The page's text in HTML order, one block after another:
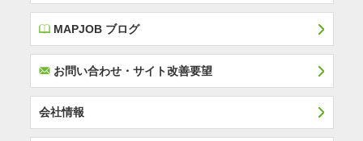
EMAPJOB ブログ
Fお問い合わせ・サイト改善要望
会社情報